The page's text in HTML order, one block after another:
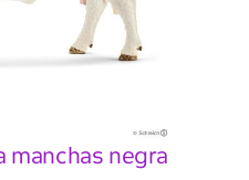
manchas negra